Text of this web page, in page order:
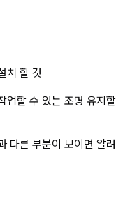
치 할 것
업할 수 있는 조명 유지할
다른 부분이 보이면 알려